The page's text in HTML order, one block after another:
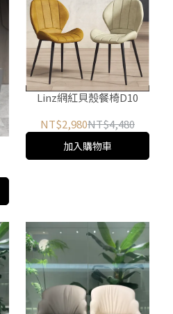
Linz網紅貝殼餐椅D10
NT$2,980NT$4,480
加入購物車